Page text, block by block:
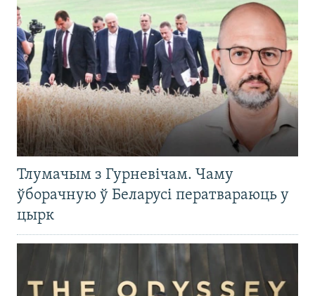
Тлумачым з Гурневічам. Чаму
ўборачную ў Беларусі ператвараюць у
цырк